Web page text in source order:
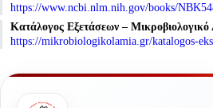
https://www.ncbi.nlm.nih.gov/books/
Κατάλογος Εξετάσεων – Μικροβιολογικό
https://mikrobiologikolamia.gr/katalogos-